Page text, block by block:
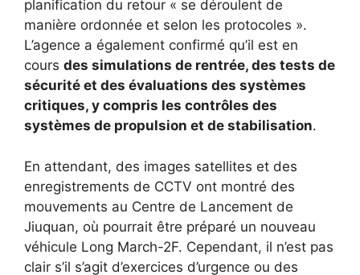
planification du retour « se déroulent de
manière ordonnée et selon les protocoles ».
L’agence a également confirmé qu’il est en
cours des simulations de rentrée, des tests de
sécurité et des évaluations des systèmes
critiques, y compris les contrôles des
systèmes de propulsion et de stabilisation.
En attendant, des images satellites et des
enregistrements de CCTV ont montré des
mouvements au Centre de Lancement de
Jiuquan, où pourrait être préparé un nouveau
véhicule Long March-2F. Cependant, il n’est pas
clair s’il s’agit d’exercices d’urgence ou des